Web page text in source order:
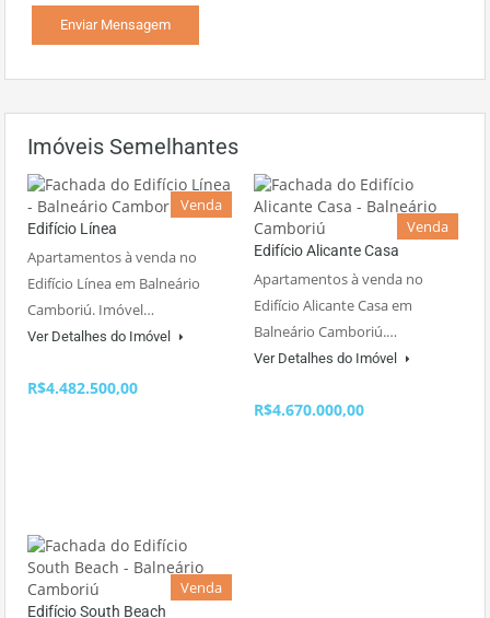
Imóveis Semelhantes
Venda
Edifício Línea
Apartamentos à venda no
Edifício Línea em Balneário
Camboriú. Imóvel…
Ver Detalhes do Imóvel
R$4.482.500,00
Venda
Edifício Alicante Casa
Apartamentos à venda no
Edifício Alicante Casa em
Balneário Camboriú.…
Ver Detalhes do Imóvel
R$4.670.000,00
Venda
Edifício South Beach